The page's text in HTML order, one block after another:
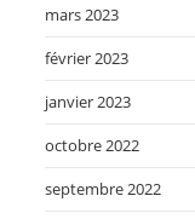
mars 2023
février 2023
janvier 2023
octobre 2022
septembre 2022